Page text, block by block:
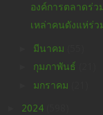
องค์การตลาดร่
เหล่าคนดังแห่ร่ว
มีนาคม
กุมภาพันธ์
มกราคม
2024